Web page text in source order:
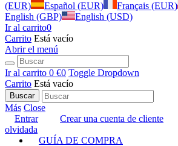
(EUR)
Español (EUR) Français (EUR)
English (GBP)
English (USD)
Ir al carrito0
Carrito Está vacío
Abrir el menú
Ir al carrito 0 €0 Toggle Dropdown
Carrito Está vacío
Buscar
Más Close
Entrar
Crear una cuenta de cliente
olvidada
GUÍA DE COMPRA